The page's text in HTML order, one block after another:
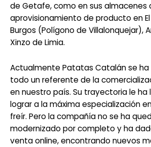
de Getafe, como en sus almacenes
aprovisionamiento de producto en El
Burgos (Polígono de Villalonquejar),
Xinzo de Limia.
Actualmente Patatas Catalán se
todo un referente de la
en nuestro país. Su trayectoria le
lograr a la máxima especialización
freír. Pero la compañía no se ha
modernizado por completo y ha
venta online, encontrando nuevos